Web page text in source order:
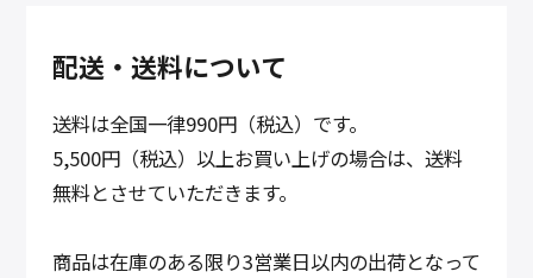
配送・送料について
送料は全国一律990円（税込）です。
5,500円（税込）以上お買い上げの場合は、送料
無料とさせていただきます。
商品は在庫のある限り3営業日以内の出荷となって